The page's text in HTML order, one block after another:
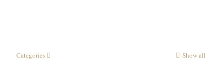
Categories Show all